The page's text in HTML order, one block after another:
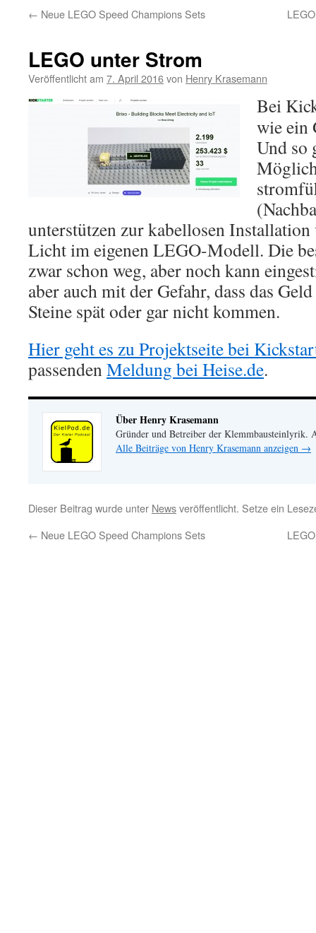
← Neue LEGO Speed Champions Sets
LEGO unter Strom
Veröffentlicht am 7. April 2016von Henry Krasemann
Bei
wie ein
Und so
unterstützen zur kabellosen
Licht im eigenen LEGO-Modell. Die
zwar schon weg, aber noch kann
aber auch mit der Gefahr, dass das
Steine spät oder gar nicht kommen.
Hier geht es zu Projektseite bei
passendenMeldung bei Heise.de.
Über Henry Krasemann
Gründer und Betreiber der Klemmbausteinlyrik.
Alle Beiträge von Henry Krasemann anzeigen →
Dieser Beitrag wurde unter Newsveröffentlicht. Setze ein
← Neue LEGO Speed Champions Sets